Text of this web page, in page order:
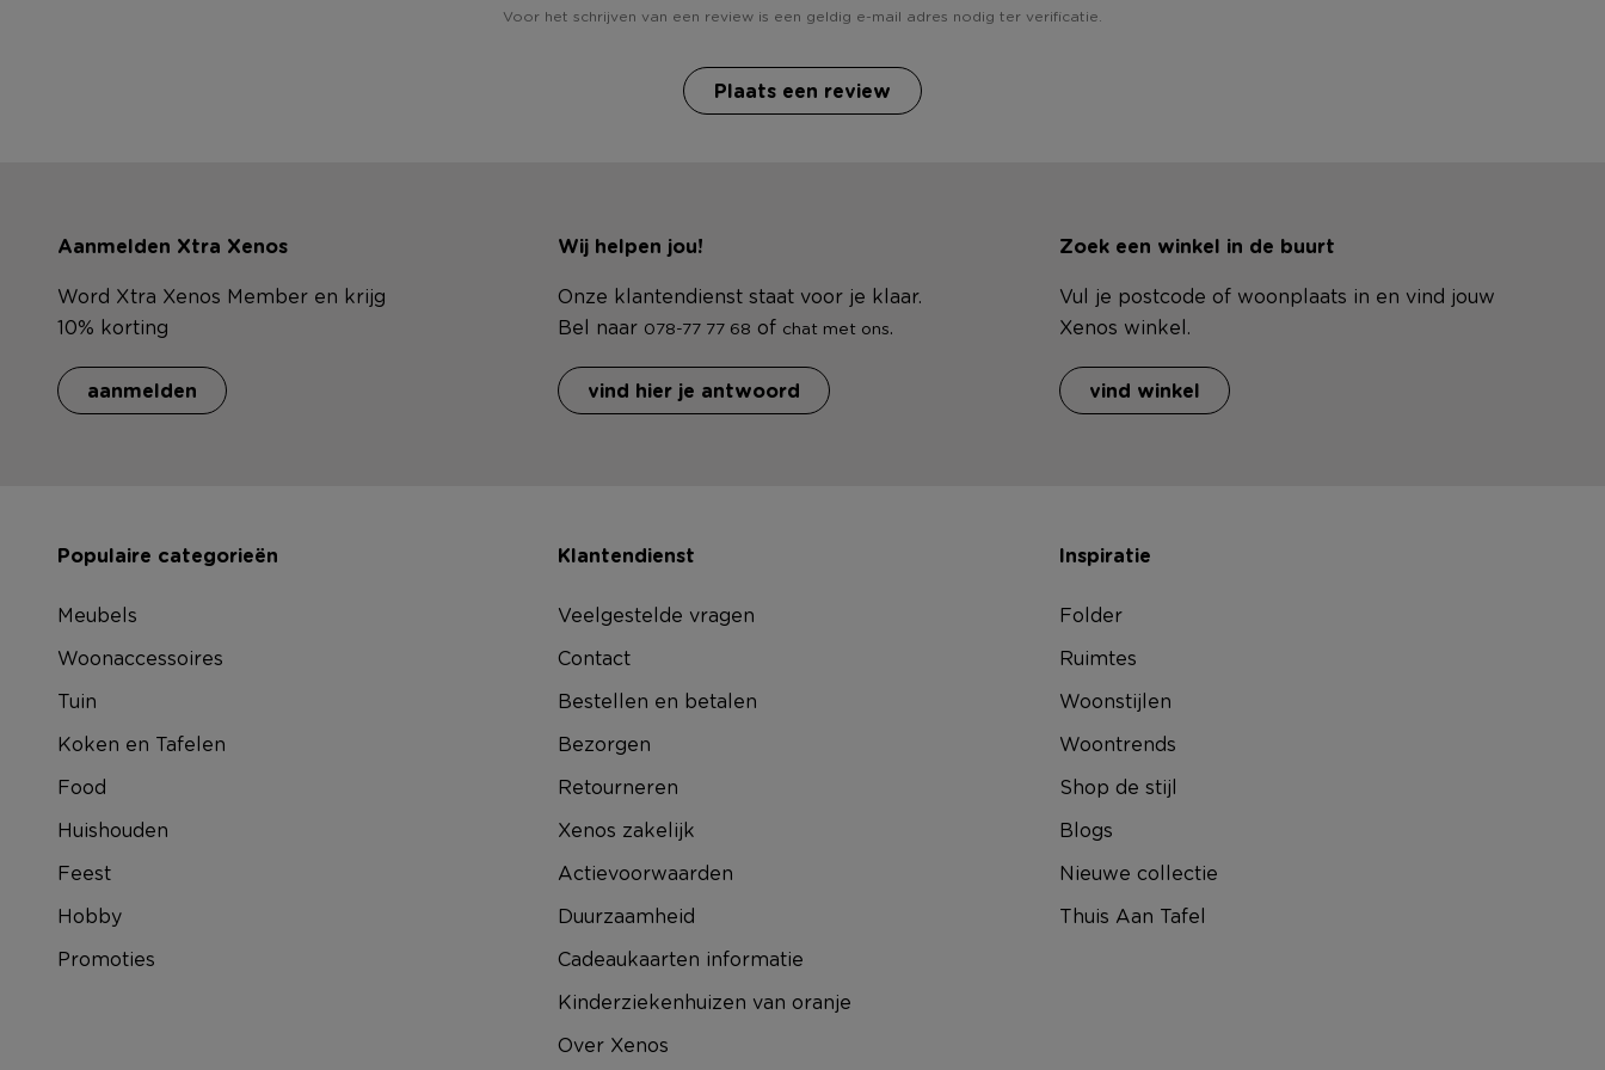
Voor het schrijven van een review is een geldig e-mail adres nodig ter verificatie.
Plaats een review
Aanmelden Xtra Xenos
Word Xtra Xenos Member en krijg
10% korting
aanmelden
Wij helpen jou!
Onze klantendienst staat voor je klaar.
Bel naar 078-77 77 68 of chat met ons.
vind hier je antwoord
Zoek een winkel in de buurt
Vul je postcode of woonplaats in en vind jouw
Xenos winkel.
vind winkel
Populaire categorieën
Meubels
Woonaccessoires
Tuin
Koken en Tafelen
Food
Huishouden
Feest
Hobby
Promoties
Klantendienst
Veelgestelde vragen
Contact
Bestellen en betalen
Bezorgen
Retourneren
Xenos zakelijk
Actievoorwaarden
Duurzaamheid
Cadeaukaarten informatie
Kinderziekenhuizen van oranje
Over Xenos
Inspiratie
Folder
Ruimtes
Woonstijlen
Woontrends
Shop de stijl
Blogs
Nieuwe collectie
Thuis Aan Tafel